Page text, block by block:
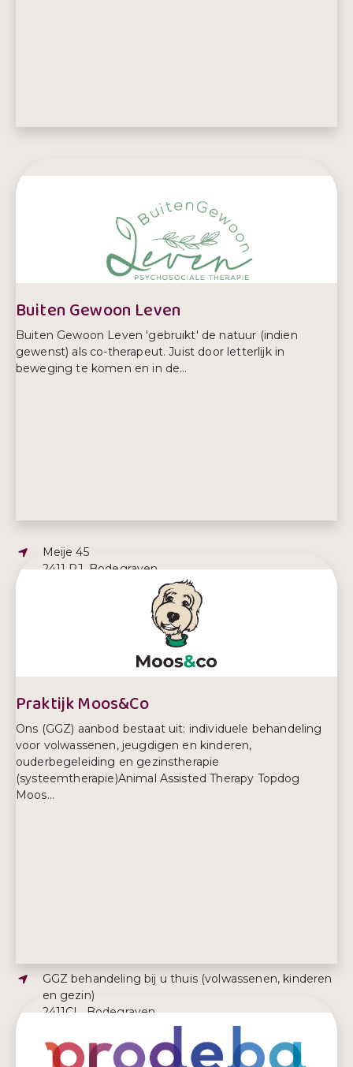
Telefoonnummer:
088 750 8200
Buiten Gewoon Leven
Buiten Gewoon Leven 'gebruikt' de natuur (indien
gewenst) als co-therapeut. Juist door letterlijk in
beweging te komen en in de...
Adres:
Meije 45
2411 PJ, Bodegraven
info@buitengewoonleven.nl
Praktijk Moos&Co
Ons (GGZ) aanbod bestaat uit: individuele behandeling
voor volwassenen, jeugdigen en kinderen,
ouderbegeleiding en gezinstherapie
(systeemtherapie)Animal Assisted Therapy Topdog
Moos...
Adres:
GGZ behandeling bij u thuis (volwassenen, kinderen
en gezin)
2411CL, Bodegraven
E-mailadres:
info@praktijkmoosenco.nl